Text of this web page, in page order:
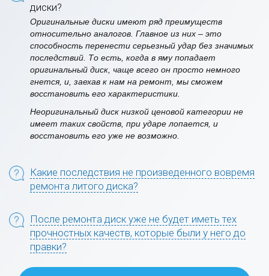
диски?
Оригинальные диски имеют ряд преимуществ
относительно аналогов. Главное из них – это
способность перенести серьезный удар без значимых
последствий. То есть, когда в яму попадает
оригинальный диск, чаще всего он просто немного
гнется, и, заехав к нам на ремонт, мы сможем
восстановить его характеристики.
Неоригинальный диск низкой ценовой категории не
имеет таких свойств, при ударе лопается, и
восстановить его уже не возможно.
Какие последствия не произведенного вовремя
ремонта литого диска?
После ремонта диск уже не будет иметь тех
прочностных качеств, которые были у него до
правки?